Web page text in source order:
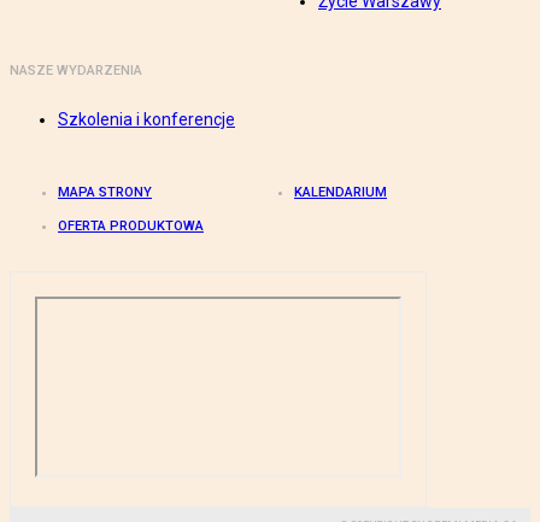
NASZE WYDARZENIA
Szkolenia i konferencje
MAPA STRONY KALENDARIUM
OFERTA PRODUKTOWA